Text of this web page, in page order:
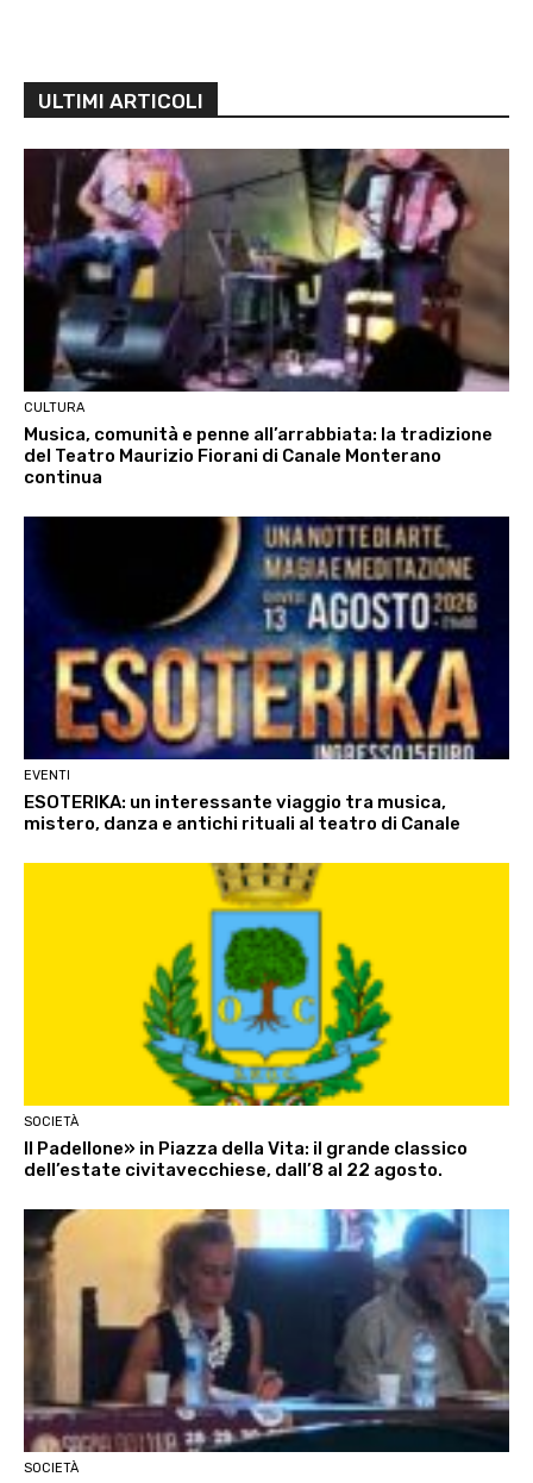
ULTIMI ARTICOLI
CULTURA
Musica, comunità e penne all’arrabbiata: la tradizione
del Teatro Maurizio Fiorani di Canale Monterano
continua
EVENTI
ESOTERIKA: un interessante viaggio tra musica,
mistero, danza e antichi rituali al teatro di Canale
SOCIETÀ
Il Padellone» in Piazza della Vita: il grande classico
dell’estate civitavecchiese, dall’8 al 22 agosto.
SOCIETÀ